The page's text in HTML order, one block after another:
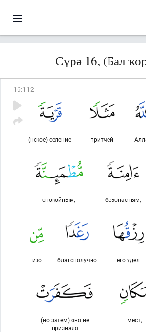
Сүрә 16, (Бал
16:112
притчей
(некое) селение
безопасным,
спокойным;
его удел
благополучно
изо
мест,
(но затем) оно не
признало